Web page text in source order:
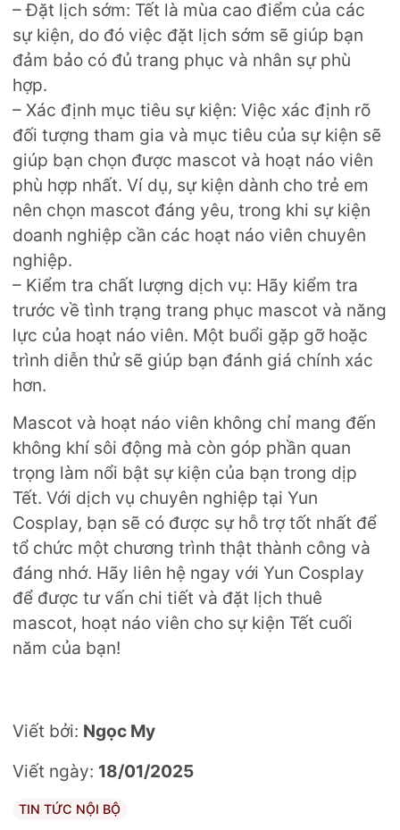
– Đặt lịch sớm: Tết là mùa cao điểm của các
sự kiện, do đó việc đặt lịch sớm sẽ giúp bạn
đảm bảo có đủ trang phục và nhân sự phù
hợp.
– Xác định mục tiêu sự kiện:Việc xác định rõ
đối tượng tham gia và mục tiêu của sự kiện sẽ
giúp bạn chọn được mascot và hoạt náo viên
phù hợp nhất. Ví dụ, sự kiện dành cho trẻ em
nên chọn mascot đáng yêu, trong khi sự kiện
doanh nghiệp cần các hoạt náo viên chuyên
nghiệp.
– Kiểm tra chất lượng dịch vụ: Hãy kiểm tra
trước về tình trạng trang phục mascot và năng
lực của hoạt náo viên. Một buổi gặp gỡ hoặc
trình diễn thử sẽ giúp bạn đánh giá chính xác
hơn.
Mascot và hoạt náo viên không chỉ mang đến
không khí sôi động mà còn góp phần quan
trọng làm nổi bật sự kiện của bạn trong dịp
Tết. Với dịch vụ chuyên nghiệp tại Yun
Cosplay, bạn sẽ có được sự hỗ trợ tốt nhất để
tổ chức một chương trình thật thành công và
đáng nhớ. Hãy liên hệ ngay với Yun Cosplay
để được tư vấn chi tiết và đặt lịch thuê
mascot, hoạt náo viên cho sự kiện Tết cuối
năm của bạn!
Viết bởi: Ngọc My
TIN TỨC NỘI BỘ
Viết ngày: 18/01/2025